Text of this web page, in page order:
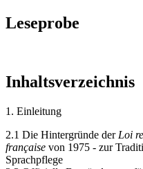
Leseprobe
Inhaltsverzeichnis
1. Einleitung
2.1 Die Hintergründe der Loi
française von 1975 - zur
Sprachpflege